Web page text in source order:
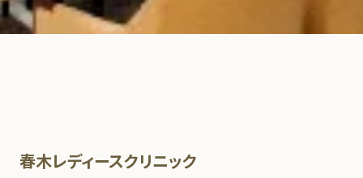
春木レディースクリニック